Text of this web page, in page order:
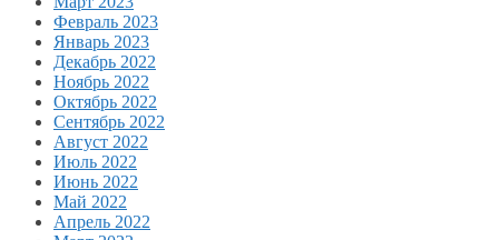
Февраль 2023
Январь 2023
Декабрь 2022
Ноябрь 2022
Октябрь 2022
Сентябрь 2022
Август 2022
Июль 2022
Июнь 2022
Май 2022
Апрель 2022